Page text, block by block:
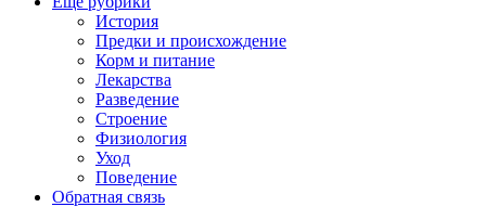
История
Предки и происхождение
Корм и питание
Лекарства
Разведение
Строение
Физиология
Уход
Поведение
Обратная связь